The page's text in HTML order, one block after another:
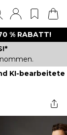
% RABATT!
KI-bearbeitete